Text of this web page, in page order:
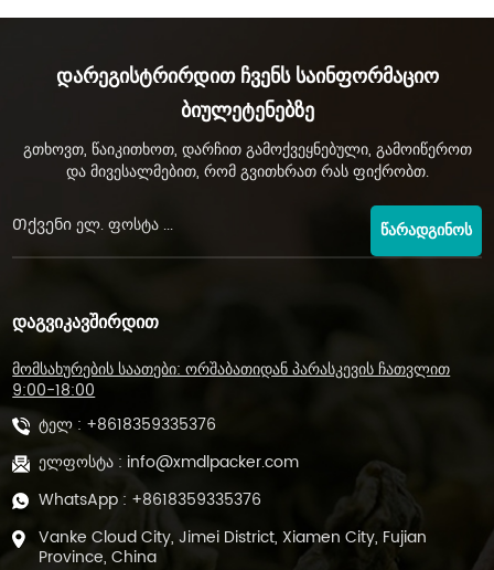
Დარეგისტრირდით Ჩვენს Საინფორმაციო
Ბიულეტენებზე
გთხოვთ, წაიკითხოთ, დარჩით გამოქვეყნებული, გამოიწეროთ
და მივესალმებით, რომ გვითხრათ რას ფიქრობთ.
ᲬᲐᲠᲐᲓᲒᲘᲜᲝᲡ
ᲓᲐᲒᲕᲘᲙᲐᲕᲨᲘᲠᲓᲘᲗ
მომსახურების საათები: ორშაბათიდან პარასკევის ჩათვლით
9:00-18:00
ტელ : +8618359335376
ელფოსტა : info@xmdlpacker.com
WhatsApp : +8618359335376
Vanke Cloud City, Jimei District, Xiamen City, Fujian
Province, China